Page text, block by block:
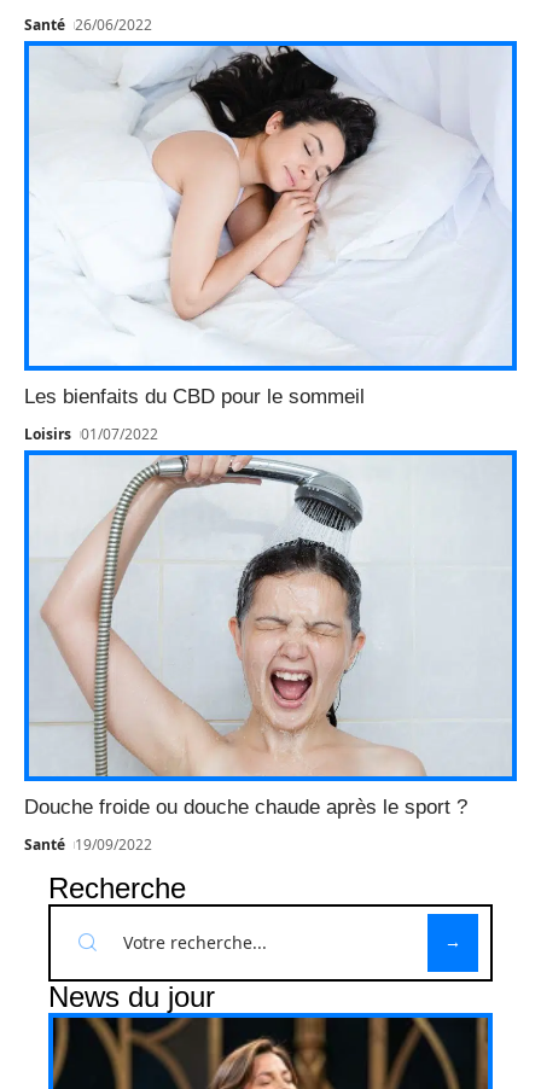
Santé 26/06/2022
Les bienfaits du CBD pour le sommeil
Loisirs 01/07/2022
Douche froide ou douche chaude après le sport ?
Santé 19/09/2022
Recherche
News du jour